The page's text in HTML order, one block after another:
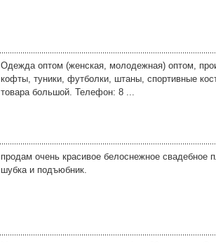
Одежда оптом (женская, молодежная) оптом,
кофты, туники, футболки, штаны, спортивные
товара большой. Телефон: 8 ...
продам очень красивое белоснежное
шубка и подъюбник.